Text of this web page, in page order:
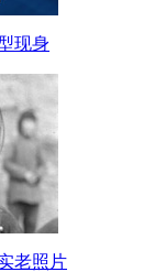
现身
老照片